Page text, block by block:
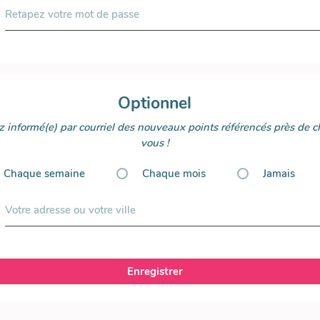
Retapez votre mot de passe
Optionnel
informé(e) par courriel des nouveaux points référencés près de
vous !
Chaque semaine Chaque mois Jamais
Votre adresse ou votre ville